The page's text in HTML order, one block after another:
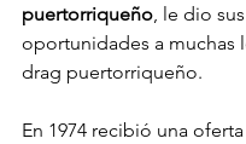
puertorriqueño, le dio
oportunidades a muchas
drag puertorriqueño.
En 1974 recibió una